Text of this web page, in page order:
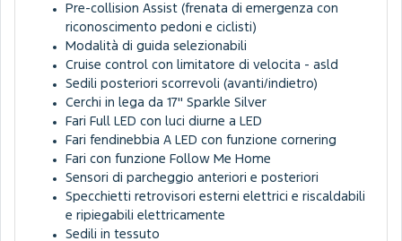
Pre-collision Assist (frenata di emergenza con
riconoscimento pedoni e ciclisti)
Modalità di guida selezionabili
Cruise control con limitatore di velocita - asld
Sedili posteriori scorrevoli (avanti/indietro)
Cerchi in lega da 17'' Sparkle Silver
Fari Full LED con luci diurne a LED
Fari fendinebbia A LED con funzione cornering
Fari con funzione Follow Me Home
Sensori di parcheggio anteriori e posteriori
Specchietti retrovisori esterni elettrici e riscaldabili
e ripiegabili elettricamente
Sedili in tessuto